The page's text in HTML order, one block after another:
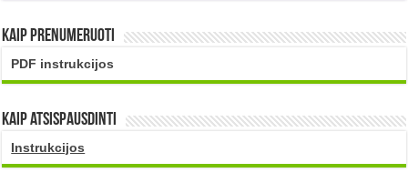
Kaip prenumeruoti
PDF instrukcijos
Kaip atsispausdinti
Instrukcijos